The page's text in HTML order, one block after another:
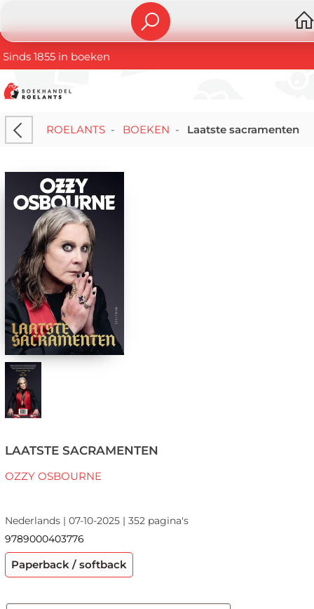
Sinds 1855 in boeken
ROELANTS- BOEKEN - Laatste sacramenten
LAATSTE SACRAMENTEN
OZZY OSBOURNE
Nederlands | 07-10-2025 | 352 pagina's
9789000403776
Paperback / softback